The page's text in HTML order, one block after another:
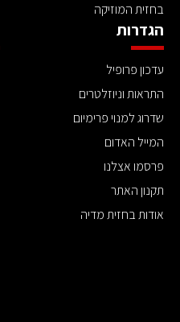
בחזית המוזיקה
הגדרות
עדכון פרופיל
התראות וניוזלטרים
שדרוג למנוי פרימיום
המייל האדום
פרסמו אצלנו
תקנון האתר
אודות בחזית מדיה